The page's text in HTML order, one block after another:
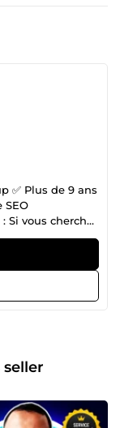
✅ Plus de 9 ans
SEO
vous cherchez
site
2015, je me
et je
de qualité pour
site internet.
compétences
rédaction SEO
à accroître leur
création de